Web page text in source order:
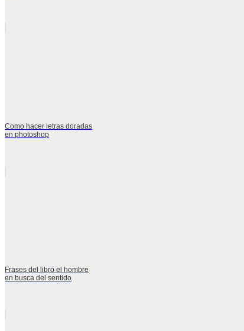
Como hacer letras doradas
en photoshop
Frases del libro el hombre
en busca del sentido